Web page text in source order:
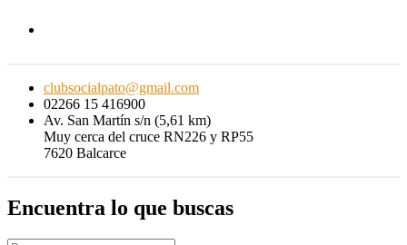
clubsocialpato@gmail.com
02266 15 416900
Av. San Martín s/n (5,61 km)
Muy cerca del cruce RN226 y RP55
7620 Balcarce
Encuentra lo que buscas